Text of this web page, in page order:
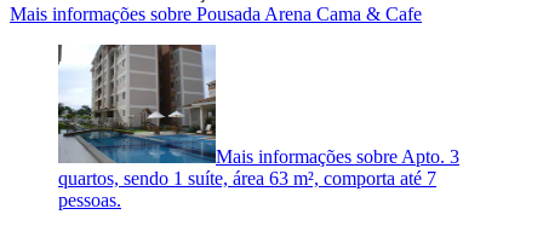
Mais informações sobre Pousada Arena Cama & Cafe
Mais informações sobre Apto. 3
quartos, sendo 1 suíte, área 63 m², comporta até 7
pessoas.